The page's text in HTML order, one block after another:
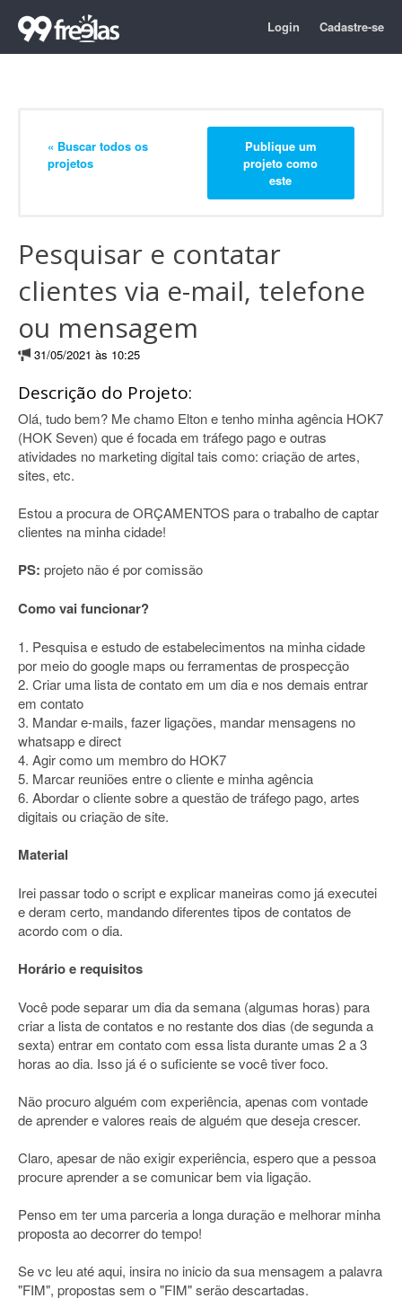
Login Cadastre-se
« Buscar todos os
projetos
Publique um
projeto como
este
Pesquisar e contatar
clientes via e-mail, telefone
ou mensagem
31/05/2021 às 10:25
Descrição do Projeto:
Olá, tudo bem? Me chamo Elton e tenho minha agência HOK7
(HOK Seven) que é focada em tráfego pago e outras
atividades no marketing digital tais como: criação de artes,
sites, etc.
Estou a procura de ORÇAMENTOS para o trabalho de captar
clientes na minha cidade!
PS: projeto não é por comissão
Como vai funcionar?
1. Pesquisa e estudo de estabelecimentos na minha cidade
por meio do google maps ou ferramentas de prospecção
2. Criar uma lista de contato em um dia e nos demais entrar
em contato
3. Mandar e-mails, fazer ligações, mandar mensagens no
whatsapp e direct
4. Agir como um membro do HOK7
5. Marcar reuniões entre o cliente e minha agência
6. Abordar o cliente sobre a questão de tráfego pago, artes
digitais ou criação de site.
Material
Irei passar todo o script e explicar maneiras como já executei
e deram certo, mandando diferentes tipos de contatos de
acordo com o dia.
Horário e requisitos
Você pode separar um dia da semana (algumas horas) para
criar a lista de contatos e no restante dos dias (de segunda a
sexta) entrar em contato com essa lista durante umas 2 a 3
horas ao dia. Isso já é o suficiente se você tiver foco.
Não procuro alguém com experiência, apenas com vontade
de aprender e valores reais de alguém que deseja crescer.
Claro, apesar de não exigir experiência, espero que a pessoa
procure aprender a se comunicar bem via ligação.
Penso em ter uma parceria a longa duração e melhorar minha
proposta ao decorrer do tempo!
Se vc leu até aqui, insira no inicio da sua mensagem a palavra
"FIM", propostas sem o "FIM" serão descartadas.